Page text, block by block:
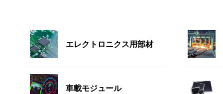
エレクトロニクス用部材
車載モジュール